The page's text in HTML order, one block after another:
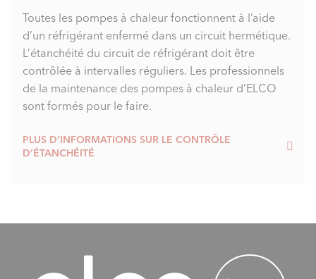
Toutes les pompes à chaleur fonctionnent à l’aide
d’un réfrigérant enfermé dans un circuit hermétique.
L’étanchéité du circuit de réfrigérant doit être
contrôlée à intervalles réguliers. Les professionnels
de la maintenance des pompes à chaleur d’ELCO
sont formés pour le faire.
PLUS D’INFORMATIONS SUR LE CONTRÔLE
D’ÉTANCHÉITÉ